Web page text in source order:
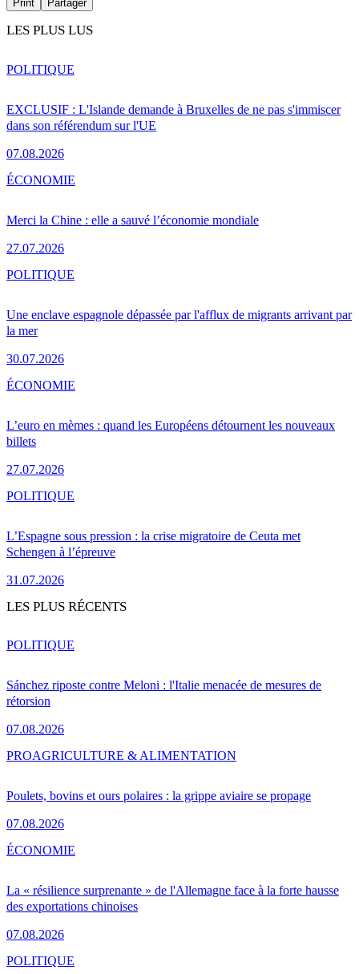
Print Partager
LES PLUS LUS
EXCLUSIF : L'Islande demande à Bruxelles de ne pas s'immiscer
dans son référendum sur l'UE
07.08.2026
POLITIQUE
Merci la Chine : elle a sauvé l’économie mondiale
27.07.2026
ÉCONOMIE
Une enclave espagnole dépassée par l'afflux de migrants arrivant par
la mer
30.07.2026
POLITIQUE
L’euro en mèmes : quand les Européens détournent les nouveaux
billets
27.07.2026
ÉCONOMIE
L’Espagne sous pression : la crise migratoire de Ceuta met
Schengen à l’épreuve
31.07.2026
POLITIQUE
LES PLUS RÉCENTS
Sánchez riposte contre Meloni : l'Italie menacée de mesures de
rétorsion
07.08.2026
POLITIQUE
Poulets, bovins et ours polaires : la grippe aviaire se propage
07.08.2026
PROAGRICULTURE & ALIMENTATION
La « résilience surprenante » de l'Allemagne face à la forte hausse
des exportations chinoises
07.08.2026
ÉCONOMIE
POLITIQUE